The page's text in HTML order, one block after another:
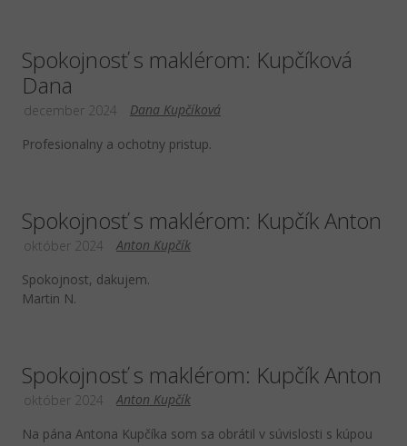
Spokojnosť s maklérom: Kupčíková
Dana
Dana Kupčíková
december 2024
Profesionalny a ochotny pristup.
Spokojnosť s maklérom: Kupčík Anton
Anton Kupčík
október 2024
Spokojnost, dakujem.
Martin N.
Spokojnosť s maklérom: Kupčík Anton
Anton Kupčík
október 2024
Na pána Antona Kupčíka som sa obrátil v súvislosti s kúpou